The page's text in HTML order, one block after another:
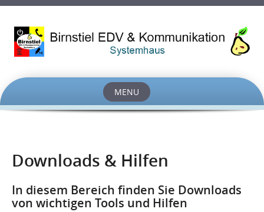
MENU
to
Downloads & Hilfen
In diesem Bereich finden Sie Downloads
von wichtigen Tools und Hilfen